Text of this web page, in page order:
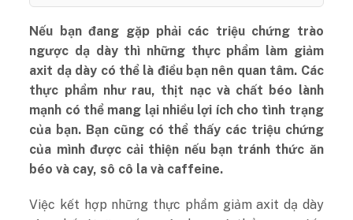
Nếu bạn đang gặp phải các triệu chứng trào
ngược dạ dày thì những thực phẩm làm giảm
axit dạ dày có thể là điều bạn nên quan tâm. Các
thực phẩm như rau, thịt nạc và chất béo lành
mạnh có thể mang lại nhiều lợi ích cho tình trạng
của bạn. Bạn cũng có thể thấy các triệu chứng
của mình được cải thiện nếu bạn tránh thức ăn
béo và cay, sô cô la và caffeine.
Việc kết hợp những thực phẩm giảm axit dạ dày